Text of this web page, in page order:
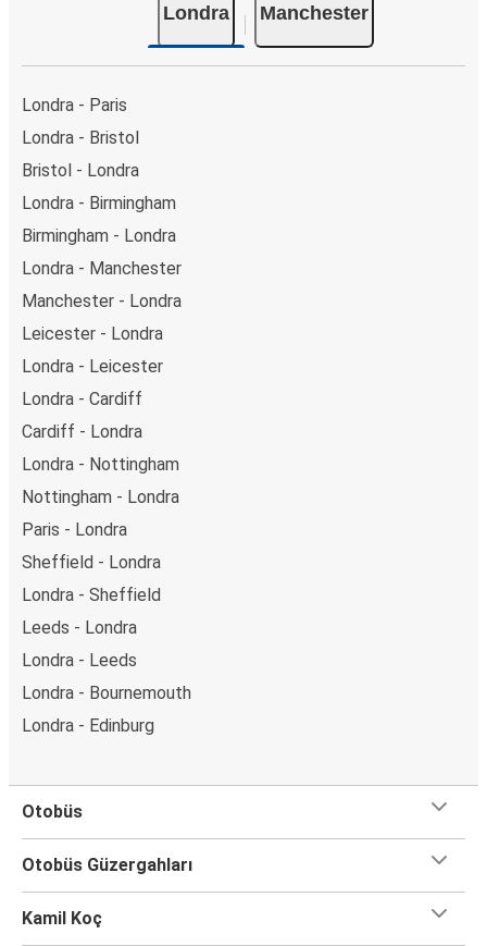
Londra Manchester
Londra - Paris
Londra - Bristol
Bristol - Londra
Londra - Birmingham
Birmingham - Londra
Londra - Manchester
Manchester - Londra
Leicester - Londra
Londra - Leicester
Londra - Cardiff
Cardiff - Londra
Londra - Nottingham
Nottingham - Londra
Paris - Londra
Sheffield - Londra
Londra - Sheffield
Leeds - Londra
Londra - Leeds
Londra - Bournemouth
Londra - Edinburg
Otobüs
Otobüs Güzergahları
Kamil Koç